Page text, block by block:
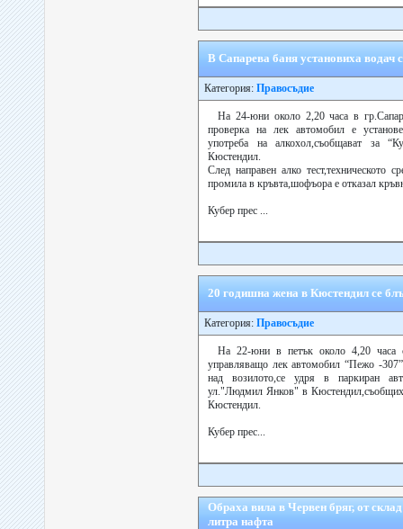
В Сапарева баня установиха водач
Категория: Правосъдие
На 24-юни около 2,20 часа в
проверка на лек автомобил е
употреба на алкохол,съобщават за
Кюстендил.
След направен алко тест,техническото
промила в кръвта,шофъора е отказал
Кубер прес ...
20 годишна жена в Кюстендил се
Категория: Правосъдие
На 22-юни в петък около 4,20 часа
управляващо лек автомобил “Пежо -
над возилото,се удря в паркиран
ул."Людмил Янков" в
Кюстендил.
Кубер прес...
Обраха вила в Червен бряг, от
литра нафта